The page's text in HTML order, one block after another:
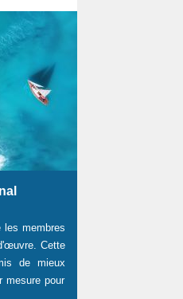
les membres
Cette
de mieux
mesure pour